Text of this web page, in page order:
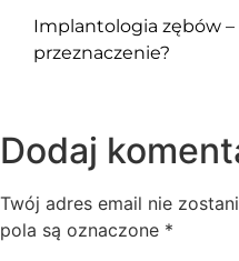
Implantologia zębów
przeznaczenie?
Dodaj
Twój adres email nie
pola są oznaczone *